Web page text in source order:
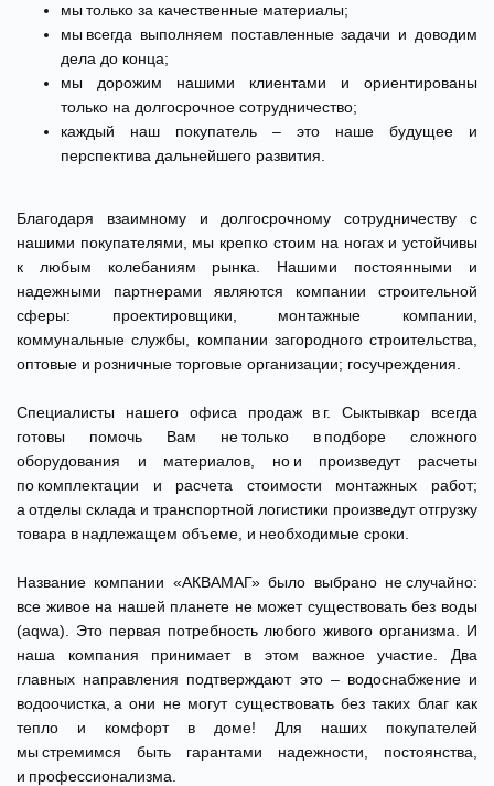
мы только за качественные материалы;
мы всегда выполняем поставленные задачи и доводим
дела до конца;
мы дорожим нашими клиентами и ориентированы
только на долгосрочное сотрудничество;
каждый наш покупатель – это наше будущее и
перспектива дальнейшего развития.
Благодаря взаимному и долгосрочному сотрудничеству с
нашими покупателями, мы крепко стоим на ногах и устойчивы
к любым колебаниям рынка. Нашими постоянными и
надежными партнерами являются компании строительной
сферы: проектировщики, монтажные компании,
коммунальные службы, компании загородного строительства,
оптовые и розничные торговые организации; госучреждения.
Специалисты нашего офиса продаж в г. Сыктывкар всегда
готовы помочь Вам не только в подборе сложного
оборудования и материалов, но и произведут расчеты
по комплектации и расчета стоимости монтажных работ;
а отделы склада и транспортной логистики произведут отгрузку
товара в надлежащем объеме, и необходимые сроки.
Название компании «АКВАМАГ» было выбрано не случайно:
все живое на нашей планете не может существовать без воды
(aqwa). Это первая потребность любого живого организма. И
наша компания принимает в этом важное участие. Два
главных направления подтверждают это – водоснабжение и
водоочистка, а они не могут существовать без таких благ как
тепло и комфорт в доме! Для наших покупателей
мы стремимся быть гарантами надежности, постоянства,
и профессионализма.